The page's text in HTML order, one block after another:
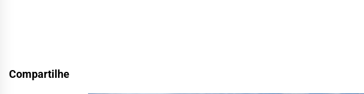
Compartilhe